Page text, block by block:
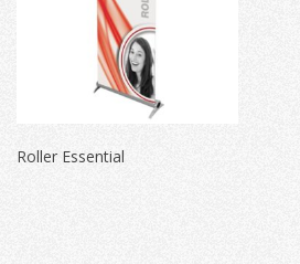
Roller Essential